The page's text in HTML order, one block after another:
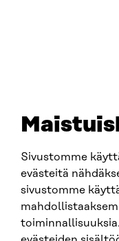
Sivustomme
evästeitä
sivustomme
SITRA SOSIAALISESSA
LinkedIn
Instagram
YouTube